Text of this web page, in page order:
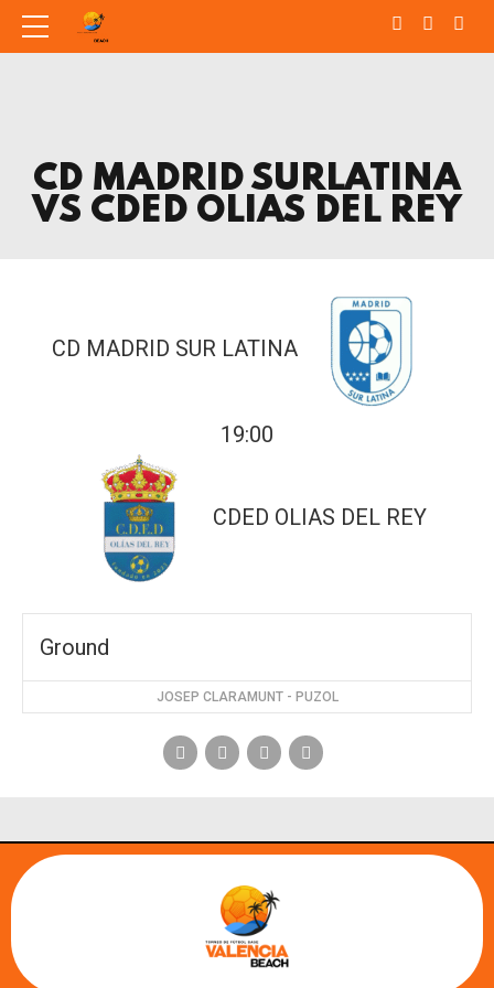
CD MADRID SURLATINA
VS CDED OLIAS DEL REY
CD MADRID SUR LATINA
19:00
CDED OLIAS DEL REY
Ground
JOSEP CLARAMUNT - PUZOL